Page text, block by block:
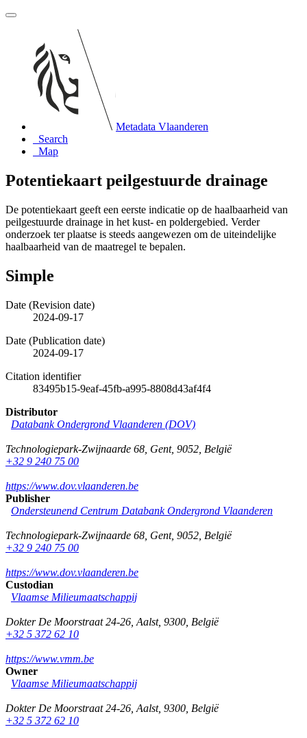
Metadata Vlaanderen
Search
Map
Potentiekaart peilgestuurde drainage
De potentiekaart geeft een eerste indicatie op de haalbaarheid van
peilgestuurde drainage in het kust- en poldergebied. Verder
onderzoek ter plaatse is steeds aangewezen om de uiteindelijke
haalbaarheid van de maatregel te bepalen.
Simple
Date (Revision date)
2024-09-17
Date (Publication date)
2024-09-17
Citation identifier
83495b15-9eaf-45fb-a995-8808d43af4f4
Distributor
Databank Ondergrond Vlaanderen (DOV)
Technologiepark-Zwijnaarde 68 Gent, 9052 België
+32 9 240 75 00
https://www.dov.vlaanderen.be
Publisher
Ondersteunend Centrum Databank Ondergrond Vlaanderen
Technologiepark-Zwijnaarde 68 Gent, 9052 België
+32 9 240 75 00
https://www.dov.vlaanderen.be
Custodian
Vlaamse Milieumaatschappij
Dokter De Moorstraat 24-26 Aalst, 9300 België
+32 5 372 62 10
https://www.vmm.be
Owner
Vlaamse Milieumaatschappij
Dokter De Moorstraat 24-26 Aalst, 9300 België
+32 5 372 62 10